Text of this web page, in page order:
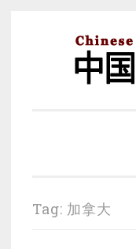
Tag: 加拿大